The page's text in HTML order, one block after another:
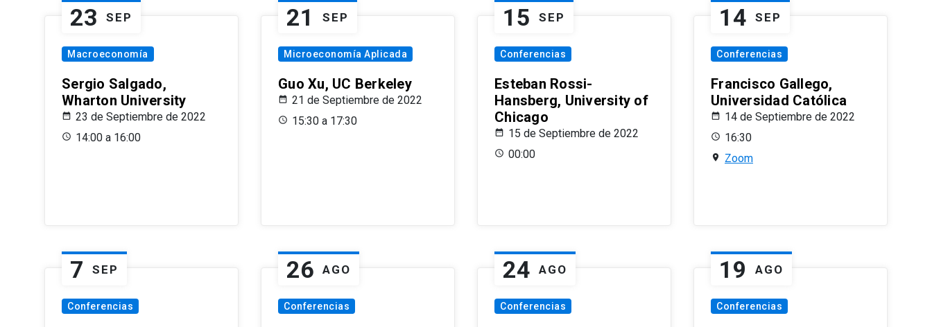
23 SEP
Macroeconomía
Sergio Salgado,
Wharton University
23 de Septiembre de 2022
14:00 a 16:00
21 SEP
Microeconomía Aplicada
Guo Xu, UC Berkeley
21 de Septiembre de 2022
15:30 a 17:30
15 SEP
Conferencias
Esteban Rossi-
Hansberg, University of
Chicago
15 de Septiembre de 2022
00:00
14 SEP
Conferencias
Francisco Gallego,
Universidad Católica
14 de Septiembre de 2022
16:30
Zoom
7 SEP
Conferencias
26 AGO
Conferencias
24 AGO
Conferencias
19 AGO
Conferencias